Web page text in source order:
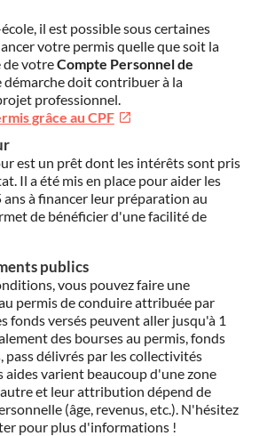
il est possible sous certaines
votre permis quelle que soit la
de votreCompte Personnel de
démarche doit contribuer à la
professionnel.
grâce au CPF
est un prêt dont les intérêts sont pris
Il a été mis en place pour aider les
ans à financer leur préparation au
de bénéficier d'une facilité de
publics
vous pouvez faire une
permis de conduire attribuée par
fonds versés peuvent aller jusqu'à 1
des bourses au permis, fonds
pass délivrés par les collectivités
aides varient beaucoup d'une zone
et leur attribution dépend de
(âge, revenus, etc.). N'hésitez
pour plus d'informations !